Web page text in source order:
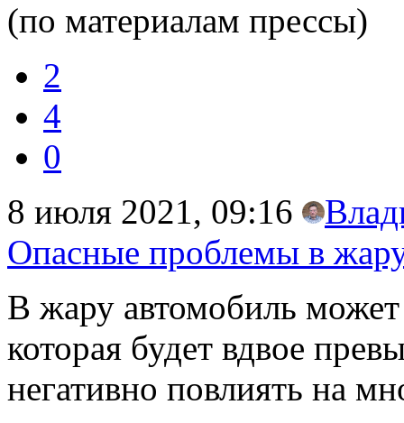
(по материалам прессы)
2
4
0
8 июля 2021, 09:16
Опасные проблемы в
В жару автомобиль может
которая будет вдвое
негативно повлиять на